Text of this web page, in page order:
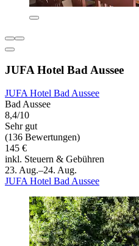
JUFA Hotel Bad Aussee
JUFA Hotel Bad Aussee
Bad Aussee
8,4/10
Sehr gut
(136 Bewertungen)
145 €
inkl. Steuern & Gebühren
23. Aug.–24. Aug.
JUFA Hotel Bad Aussee